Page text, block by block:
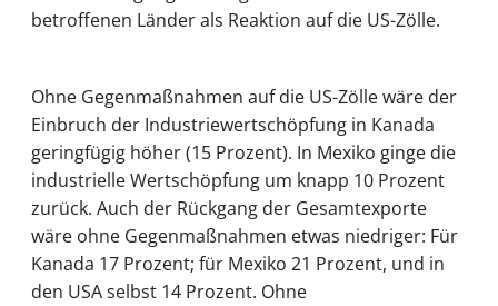
betroffenen Länder als Reaktion auf die US-Zölle.
Ohne Gegenmaßnahmen auf die US-Zölle wäre der
Einbruch der Industriewertschöpfung in Kanada
geringfügig höher (15 Prozent). In Mexiko ginge die
industrielle Wertschöpfung um knapp 10 Prozent
zurück. Auch der Rückgang der Gesamtexporte
wäre ohne Gegenmaßnahmen etwas niedriger: Für
Kanada 17 Prozent; für Mexiko 21 Prozent, und in
den USA selbst 14 Prozent. Ohne